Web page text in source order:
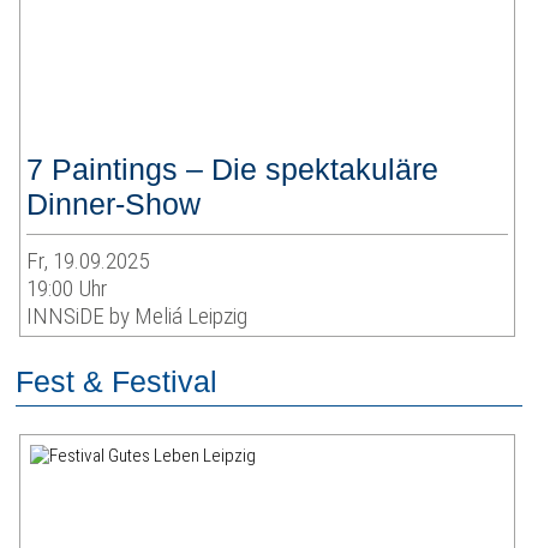
7 Paintings – Die spektakuläre
Dinner-Show
Fr, 19.09.2025
19:00 Uhr
INNSiDE by Meliá Leipzig
Fest & Festival